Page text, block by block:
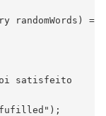
randomWords) =
satisfeito